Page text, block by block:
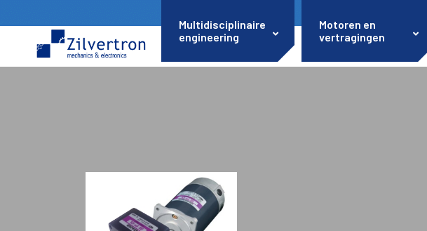
Multidisciplinaire
engineering
Motoren en
vertragingen